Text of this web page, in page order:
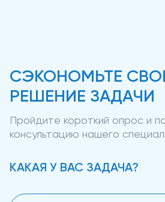
СЭКОНОМЬТЕ
РЕШЕНИЕ ЗАДАЧИ
Пройдите короткий опрос и
консультацию нашего
КАКАЯ У ВАС ЗАДАЧА?